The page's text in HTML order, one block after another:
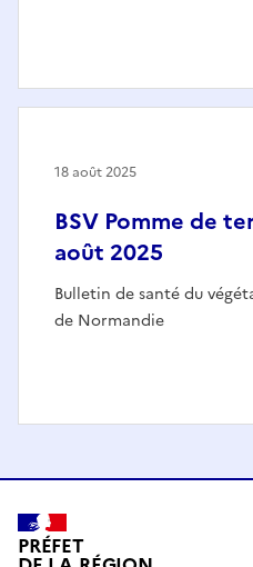
BSV Pomme de
août 2025
Bulletin de santé du
de Normandie
18 août 2025
PRÉFET